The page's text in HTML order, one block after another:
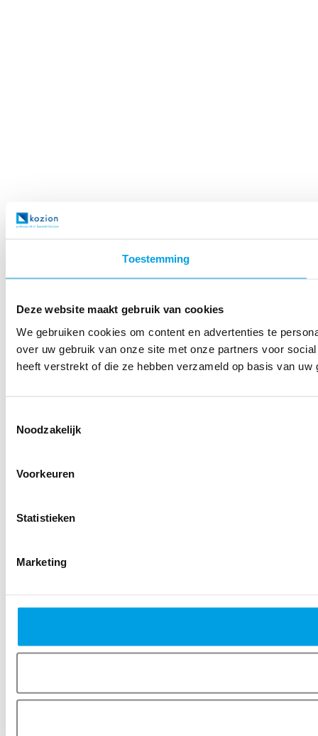
Toestemming
Deze website maakt gebruik van cookies
We gebruiken cookies om content en advertenties te
over uw gebruik van onze site met onze partners voor
heeft verstrekt of die ze hebben verzameld op basis van
Noodzakelijk
Voorkeuren
Statistieken
Marketing